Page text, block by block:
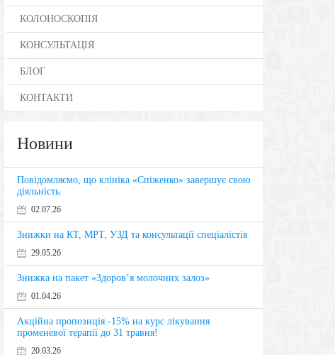
КОЛОНОСКОПІЯ
КОНСУЛЬТАЦІЯ
БЛОГ
КОНТАКТИ
Новини
Повідомляємо, що клініка «Спіженко» завершує свою
діяльність.
02.07.26
Знижки на КТ, МРТ, УЗД та консультації спеціалістів
29.05.26
Знижка на пакет «Здоров’я молочних залоз»
01.04.26
Акційна пропозиція -15% на курс лікування
променевої терапії до 31 травня!
20.03.26